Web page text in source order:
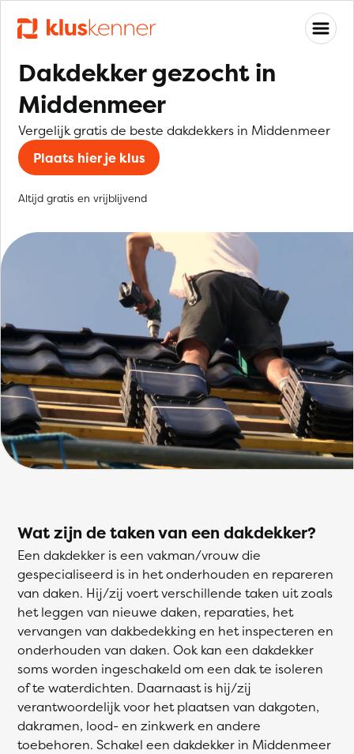
Dakdekker gezocht in
Middenmeer
Vergelijk gratis de beste dakdekkers in Middenmeer
Plaats hier je klus
Altijd gratis en vrijblijvend
Wat zijn de taken van een dakdekker?
Een dakdekker is een vakman/vrouw die
gespecialiseerd is in het onderhouden en repareren
van daken. Hij/zij voert verschillende taken uit zoals
het leggen van nieuwe daken, reparaties, het
vervangen van dakbedekking en het inspecteren en
onderhouden van daken. Ook kan een dakdekker
soms worden ingeschakeld om een dak te isoleren
of te waterdichten. Daarnaast is hij/zij
verantwoordelijk voor het plaatsen van dakgoten,
dakramen, lood- en zinkwerk en andere
toebehoren. Schakel een dakdekker in Middenmeer